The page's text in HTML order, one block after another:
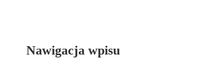
Nawigacja wpisu